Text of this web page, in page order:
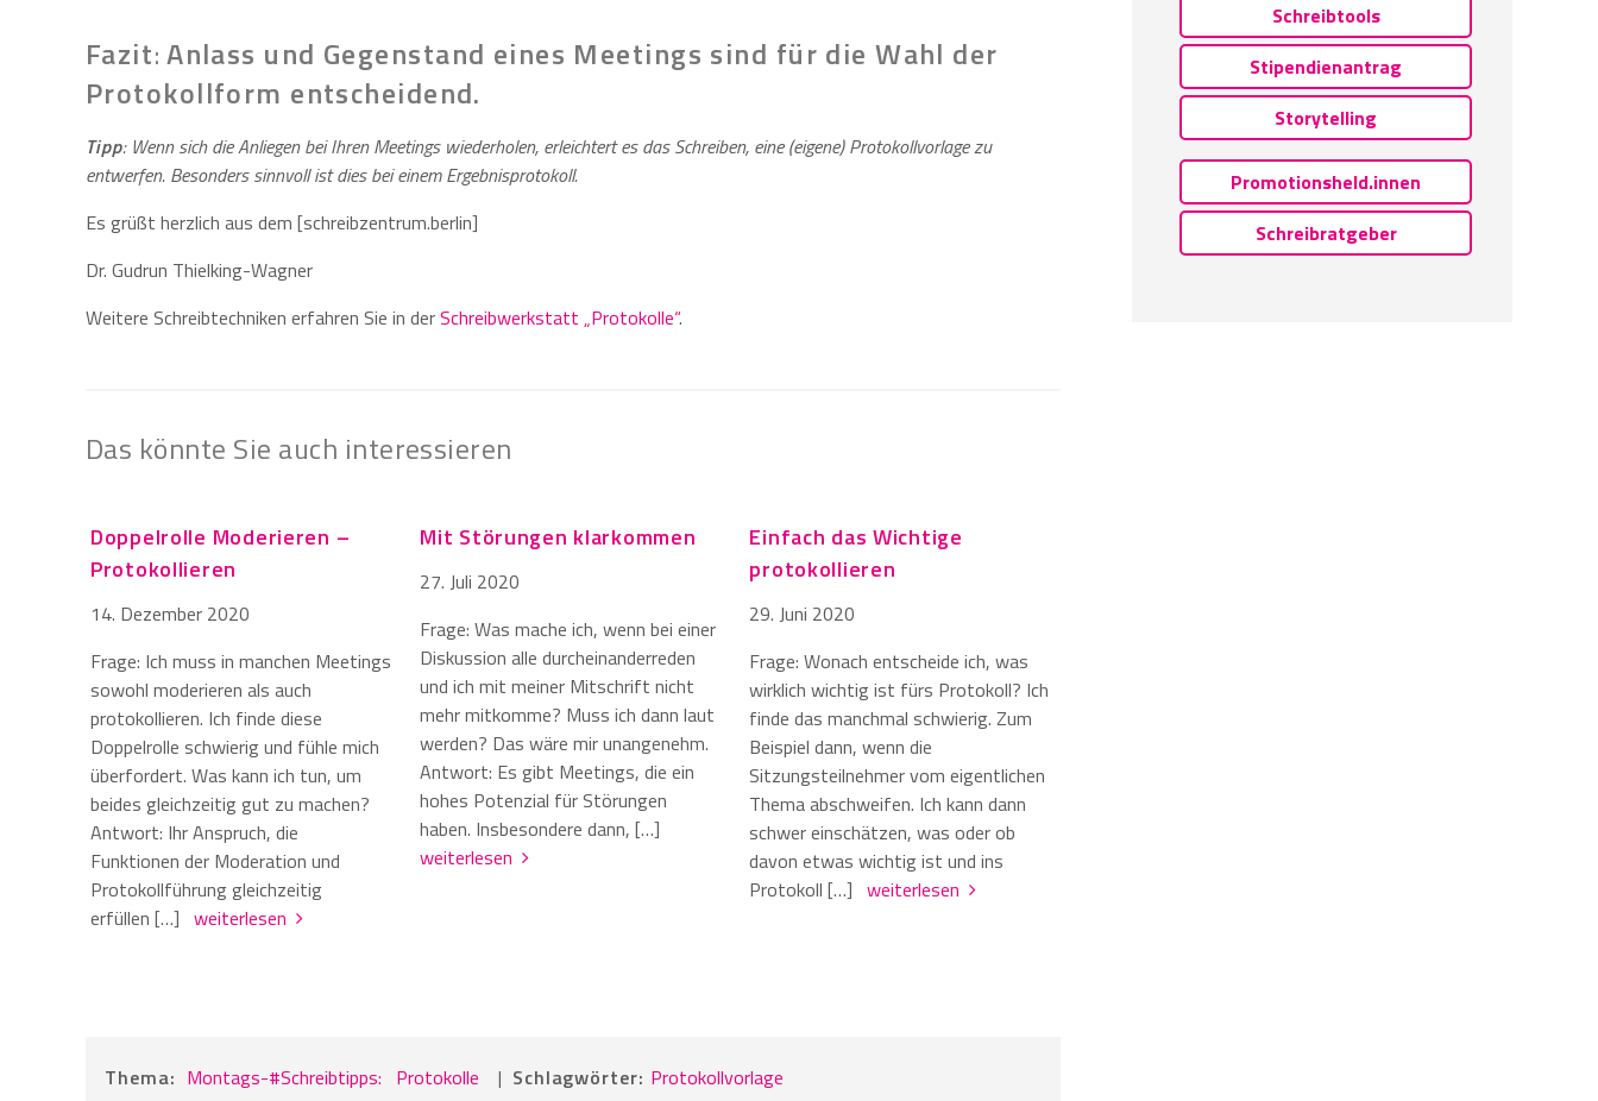
Fazit:Anlass und Gegenstand eines Meetings sind für die Wahl der
Protokollform entscheidend.
Tipp: Wenn sich die Anliegen bei Ihren Meetings wiederholen, erleichtert es das Schreiben, eine (eigene) Protokollvorlage zu
entwerfen. Besonders sinnvoll ist dies bei einem Ergebnisprotokoll.
Es grüßt herzlich aus dem [schreibzentrum.berlin]
Dr. Gudrun Thielking-Wagner
Weitere Schreibtechniken erfahren Sie in derSchreibwerkstatt „Protokolle“.
Das könnte Sie auch interessieren
Doppelrolle Moderieren –
Protokollieren
14. Dezember 2020
Frage: Ich muss in manchen Meetings
sowohl moderieren als auch
protokollieren. Ich finde diese
Doppelrolle schwierig und fühle mich
überfordert. Was kann ich tun, um
beides gleichzeitig gut zu machen?
Antwort: Ihr Anspruch, die
Funktionen der Moderation und
Protokollführung gleichzeitig
erfüllen […] weiterlesen
Mit Störungen klarkommen
27. Juli 2020
Frage: Was mache ich, wenn bei einer
Diskussion alle durcheinanderreden
und ich mit meiner Mitschrift nicht
mehr mitkomme? Muss ich dann laut
werden? Das wäre mir unangenehm.
Antwort: Es gibt Meetings, die ein
hohes Potenzial für Störungen
haben. Insbesondere dann, […]
weiterlesen
Einfach das Wichtige
protokollieren
29. Juni 2020
Frage: Wonach entscheide ich, was
wirklich wichtig ist fürs Protokoll? Ich
finde das manchmal schwierig. Zum
Beispiel dann, wenn die
Sitzungsteilnehmer vom eigentlichen
Thema abschweifen. Ich kann dann
schwer einschätzen, was oder ob
davon etwas wichtig ist und ins
Protokoll […]weiterlesen
Thema: Montags-#Schreibtipps: Protokolle | Schlagwörter: Protokollvorlage
Schreibtools
Stipendienantrag
Storytelling
Promotionsheld.innen
Schreibratgeber